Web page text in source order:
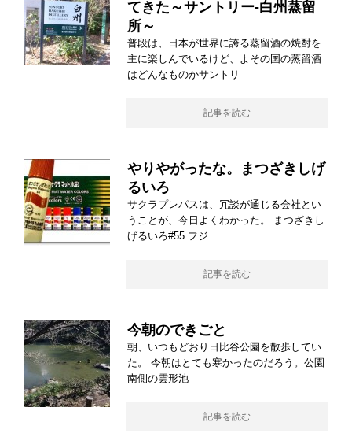
てきた～サントリー-白州蒸留
所～
普段は、日本が世界に誇る蒸留酒の焼酎を
主に楽しんでいるけど、よその国の蒸留酒
はどんなものかサントリ
記事を読む
やりやがったな。まつざきしげ
るいろ
サクラプレパスは、冗談が通じる会社とい
うことが、今日よくわかった。 まつざきし
げるいろ#55 フジ
記事を読む
今朝のできごと
朝、いつもどおり日比谷公園を散歩してい
た。 今朝はとても寒かったのだろう。公園
南側の雲形池
記事を読む